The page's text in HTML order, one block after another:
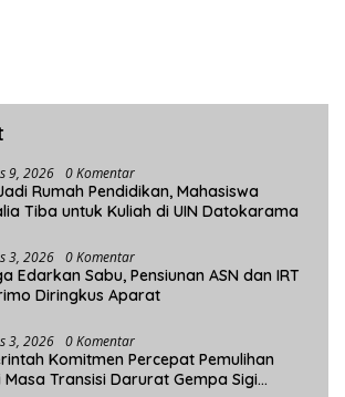
9, 2026 0 Komentar
Rumah Pendidikan, Mahasiswa
Tiba untuk Kuliah di UIN Datokarama
3, 2026 0 Komentar
Edarkan Sabu, Pensiunan ASN dan IRT
Diringkus Aparat
3, 2026 0 Komentar
Komitmen Percepat Pemulihan
Masa Transisi Darurat Gempa Sigi